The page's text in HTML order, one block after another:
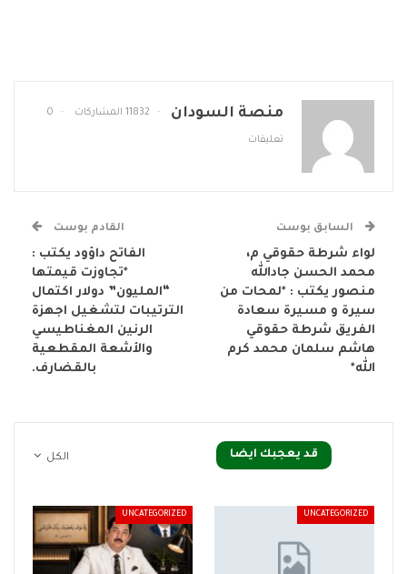
منصة السودان 11832 المشاركات 0
تعليقات
السابق بوست
لواء شرطة حقوقي م،
محمد الحسن جادالله
منصور يكتب : *لمحات من
سيرة و مسيرة سعادة
الفريق شرطة حقوقي
هاشم سلمان محمد كرم
الله*
القادم بوست
الفاتح داؤود يكتب :
*تجاوزت قيمتها
“المليون” دولار اكتمال
الترتيبات لتشغيل اجهزة
الرنين المغناطيسي
والأشعة المقطعية
بالقضارف.
الكل قد يعجبك ايضا
UNCATEGORIZED
UNCATEGORIZED